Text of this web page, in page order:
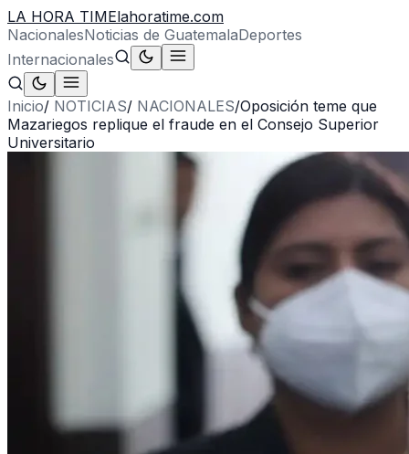
LA HORA TIMElahoratime.com
NacionalesNoticias de GuatemalaDeportes
Internacionales
Inicio/ NOTICIAS/ NACIONALES/Oposición teme que
Mazariegos replique el fraude en el Consejo Superior
Universitario